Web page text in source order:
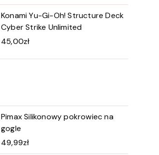
Konami Yu-Gi-Oh! Structure Deck
Cyber Strike Unlimited
45,00zł
Pimax Silikonowy pokrowiec na
gogle
49,99zł